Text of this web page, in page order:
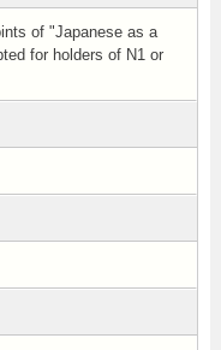
of "Japanese as a
for holders of N1 or